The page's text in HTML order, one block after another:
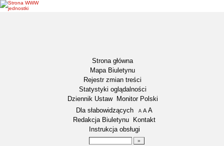
Strona główna
Mapa Biuletynu
Rejestr zmian treści
Statystyki oglądalności
Dziennik Ustaw
Monitor Polski
Menu dodatkowe
Dla słabowidzących A pomniejsz czcionkę
A standardowy rozmiar czcionki
A
Redakcja Biuletynu
Kontakt
Instrukcja obsługi